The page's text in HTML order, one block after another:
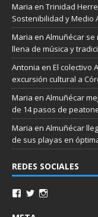
Maria en Trinidad
Sostenibilidad y Medio
Maria en Almuñécar
llena de música y
Antonia en El colectivo
excursión cultural a
Maria en Almuñécar
de 14 pasos de
Maria en Almuñécar
de sus playas en
REDES SOCIALES